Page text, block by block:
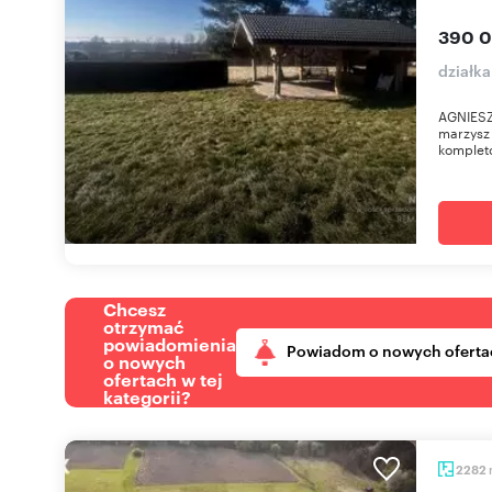
390
Chcesz
otrzymać
powiadomienia
o nowych
ofertach w tej
kategorii?
Powiadom o nowych
2282